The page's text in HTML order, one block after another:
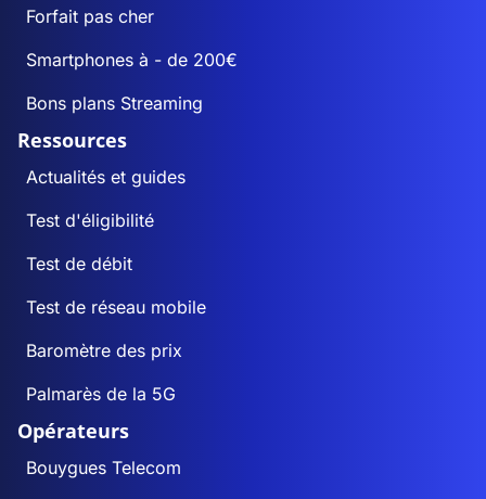
Forfait pas cher
Smartphones à - de 200€
Bons plans Streaming
Ressources
Actualités et guides
Test d'éligibilité
Test de débit
Test de réseau mobile
Baromètre des prix
Palmarès de la 5G
Opérateurs
Bouygues Telecom